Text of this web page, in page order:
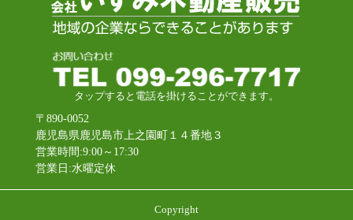
タップすると電話を掛けることができます。
〒890-0052
鹿児島県鹿児島市上之園町１４番地３
営業時間:9:00～17:30
営業日:水曜定休
Copyright